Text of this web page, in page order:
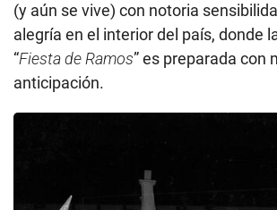
(y aún se vive) con notoria
alegría en el interior del país, donde
“Fiesta de Ramos” es preparada con
anticipación.